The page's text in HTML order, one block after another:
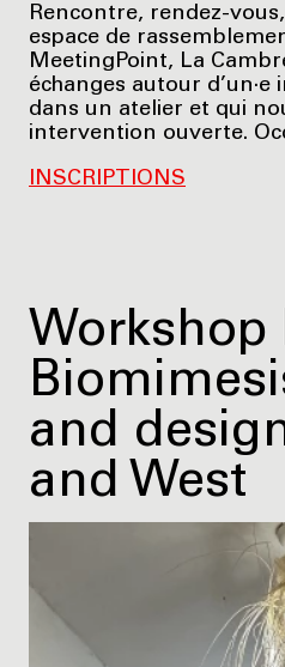
Rencontre, rendez-
espace de
MeetingPoint, La
échanges autour d’un·e
dans un atelier et qui
intervention ouverte.
INSCRIPTIONS
Workshop
and
and West